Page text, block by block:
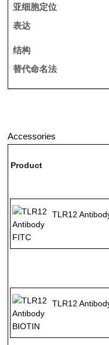
亚细胞定位
表达
结构
替代命名法
Accessories
Product
TLR12
TLR12